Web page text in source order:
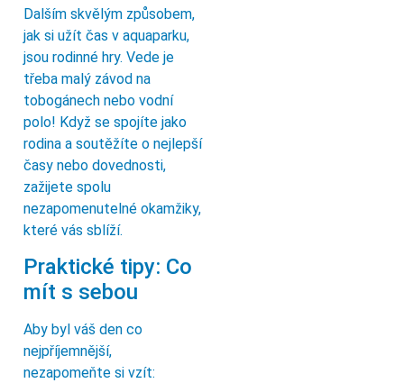
Dalším skvělým způsobem,
jak si užít čas v aquaparku,
jsou rodinné hry. Vede je
třeba malý závod na
tobogánech nebo vodní
polo! Když se spojíte jako
rodina a soutěžíte o nejlepší
časy nebo dovednosti,
zažijete spolu
nezapomenutelné okamžiky,
které vás sblíží.
Praktické tipy: Co
mít s sebou
Aby byl váš den co
nejpříjemnější,
nezapomeňte si vzít: